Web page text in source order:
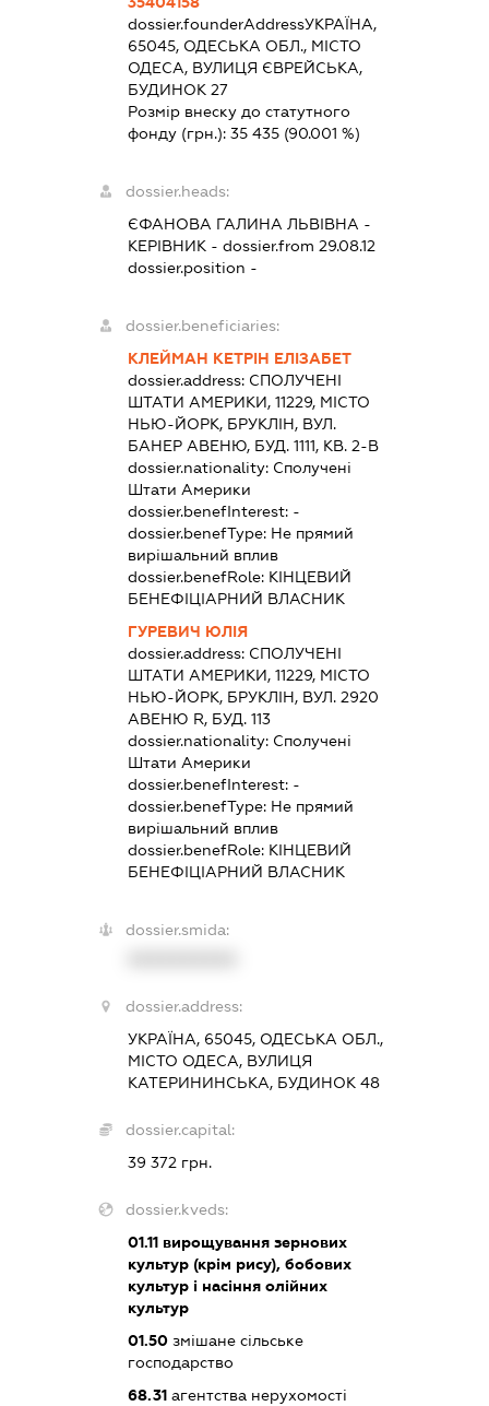
dossier.founderAddressУКРАЇНА,
65045, ОДЕСЬКА ОБЛ., МІСТО
ОДЕСА, ВУЛИЦЯ ЄВРЕЙСЬКА,
БУДИНОК 27
Розмір внеску до статутного
фонду (грн.):35 435 (90.001 %)
dossier.heads:
ЄФАНОВА ГАЛИНА ЛЬВІВНА -
КЕРІВНИК - dossier.from 29.08.12
dossier.position -
dossier.beneficiaries:
КЛЕЙМАН КЕТРІН ЕЛІЗАБЕТ
dossier.address: СПОЛУЧЕНІ
ШТАТИ АМЕРИКИ, 11229, МІСТО
НЬЮ-ЙОРК, БРУКЛІН, ВУЛ.
БАНЕР АВЕНЮ, БУД. 1111, КВ. 2-В
dossier.nationality: Сполучені
Штати Америки
dossier.benefInterest: -
dossier.benefType: Не прямий
вирішальний вплив
dossier.benefRole: КІНЦЕВИЙ
БЕНЕФІЦІАРНИЙ ВЛАСНИК
ГУРЕВИЧ ЮЛІЯ
dossier.address: СПОЛУЧЕНІ
ШТАТИ АМЕРИКИ, 11229, МІСТО
НЬЮ-ЙОРК, БРУКЛІН, ВУЛ. 2920
АВЕНЮ R, БУД. 113
dossier.nationality: Сполучені
Штати Америки
dossier.benefInterest: -
dossier.benefType: Не прямий
вирішальний вплив
dossier.benefRole: КІНЦЕВИЙ
БЕНЕФІЦІАРНИЙ ВЛАСНИК
dossier.smida:
dossier.address:
УКРАЇНА, 65045, ОДЕСЬКА ОБЛ.,
МІСТО ОДЕСА, ВУЛИЦЯ
КАТЕРИНИНСЬКА, БУДИНОК 48
dossier.capital:
39 372 грн.
dossier.kveds:
01.11 вирощування зернових
культур (крім рису), бобових
культур і насіння олійних
культур
01.50 змішане сільське
господарство
68.31 агентства нерухомості